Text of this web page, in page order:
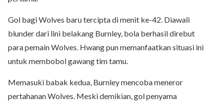
Gol bagi Wolves baru tercipta di menit ke-42. Diawali
blunder dari lini belakang Burnley, bola berhasil direbut
para pemain Wolves. Hwang pun memanfaatkan situasi ini
untuk membobol gawang tim tamu.
Memasuki babak kedua, Burnley mencoba meneror
pertahanan Wolves. Meski demikian, gol penyama